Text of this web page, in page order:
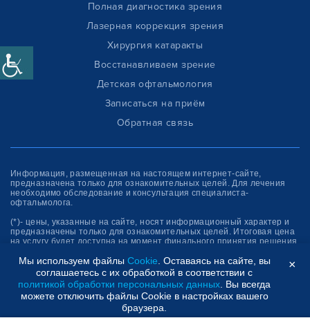
Полная диагностика зрения
Лазерная коррекция зрения
Хирургия катаракты
Восстанавливаем зрение
Детская офтальмология
Записаться на приём
Обратная связь
Клиника “СФЕРА”
Информация, размещенная на настоящем интернет-сайте,
предназначена только для ознакомитель­ных целей. Для лечения
необходимо обследование и консультация специалиста-
офтальмолога.
(*)- цены, указанные на сайте, носят информационный характер и
предназначены только для ознакомительных целей. Итоговая цена
на услугу будет доступна на момент финального принятия решения
Мы используем файлы Cookie . Оставаясь на сайте, вы
соглашаетесь с их обработкой в соответствии с
политикой обработки персональных данных . Вы всегда
можете отключить файлы Cookie в настройках вашего
браузера.
×